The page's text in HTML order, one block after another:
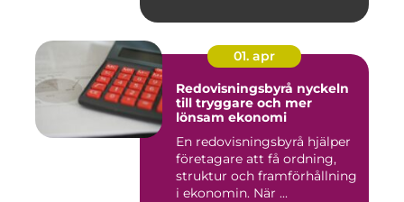
01. apr
Redovisningsbyrå nyckeln
till tryggare och mer
lönsam ekonomi
En redovisningsbyrå hjälper
företagare att få ordning,
struktur och framförhållning
i ekonomin. När ...